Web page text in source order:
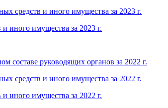
средств и иного имущества за 2023 г.
иного имущества за 2023 г.
составе руководящих органов за 2022 г.
средств и иного имущества за 2022 г.
иного имущества за 2022 г.